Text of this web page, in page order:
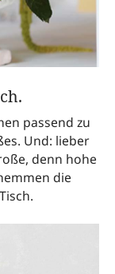
passend zu
Und: lieber
denn hohe
die